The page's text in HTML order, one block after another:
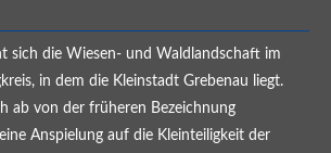
sich die Wiesen- und Waldlandschaft im
in dem die Kleinstadt Grebenau liegt.
ab von der früheren Bezeichnung
Anspielung auf die Kleinteiligkeit der